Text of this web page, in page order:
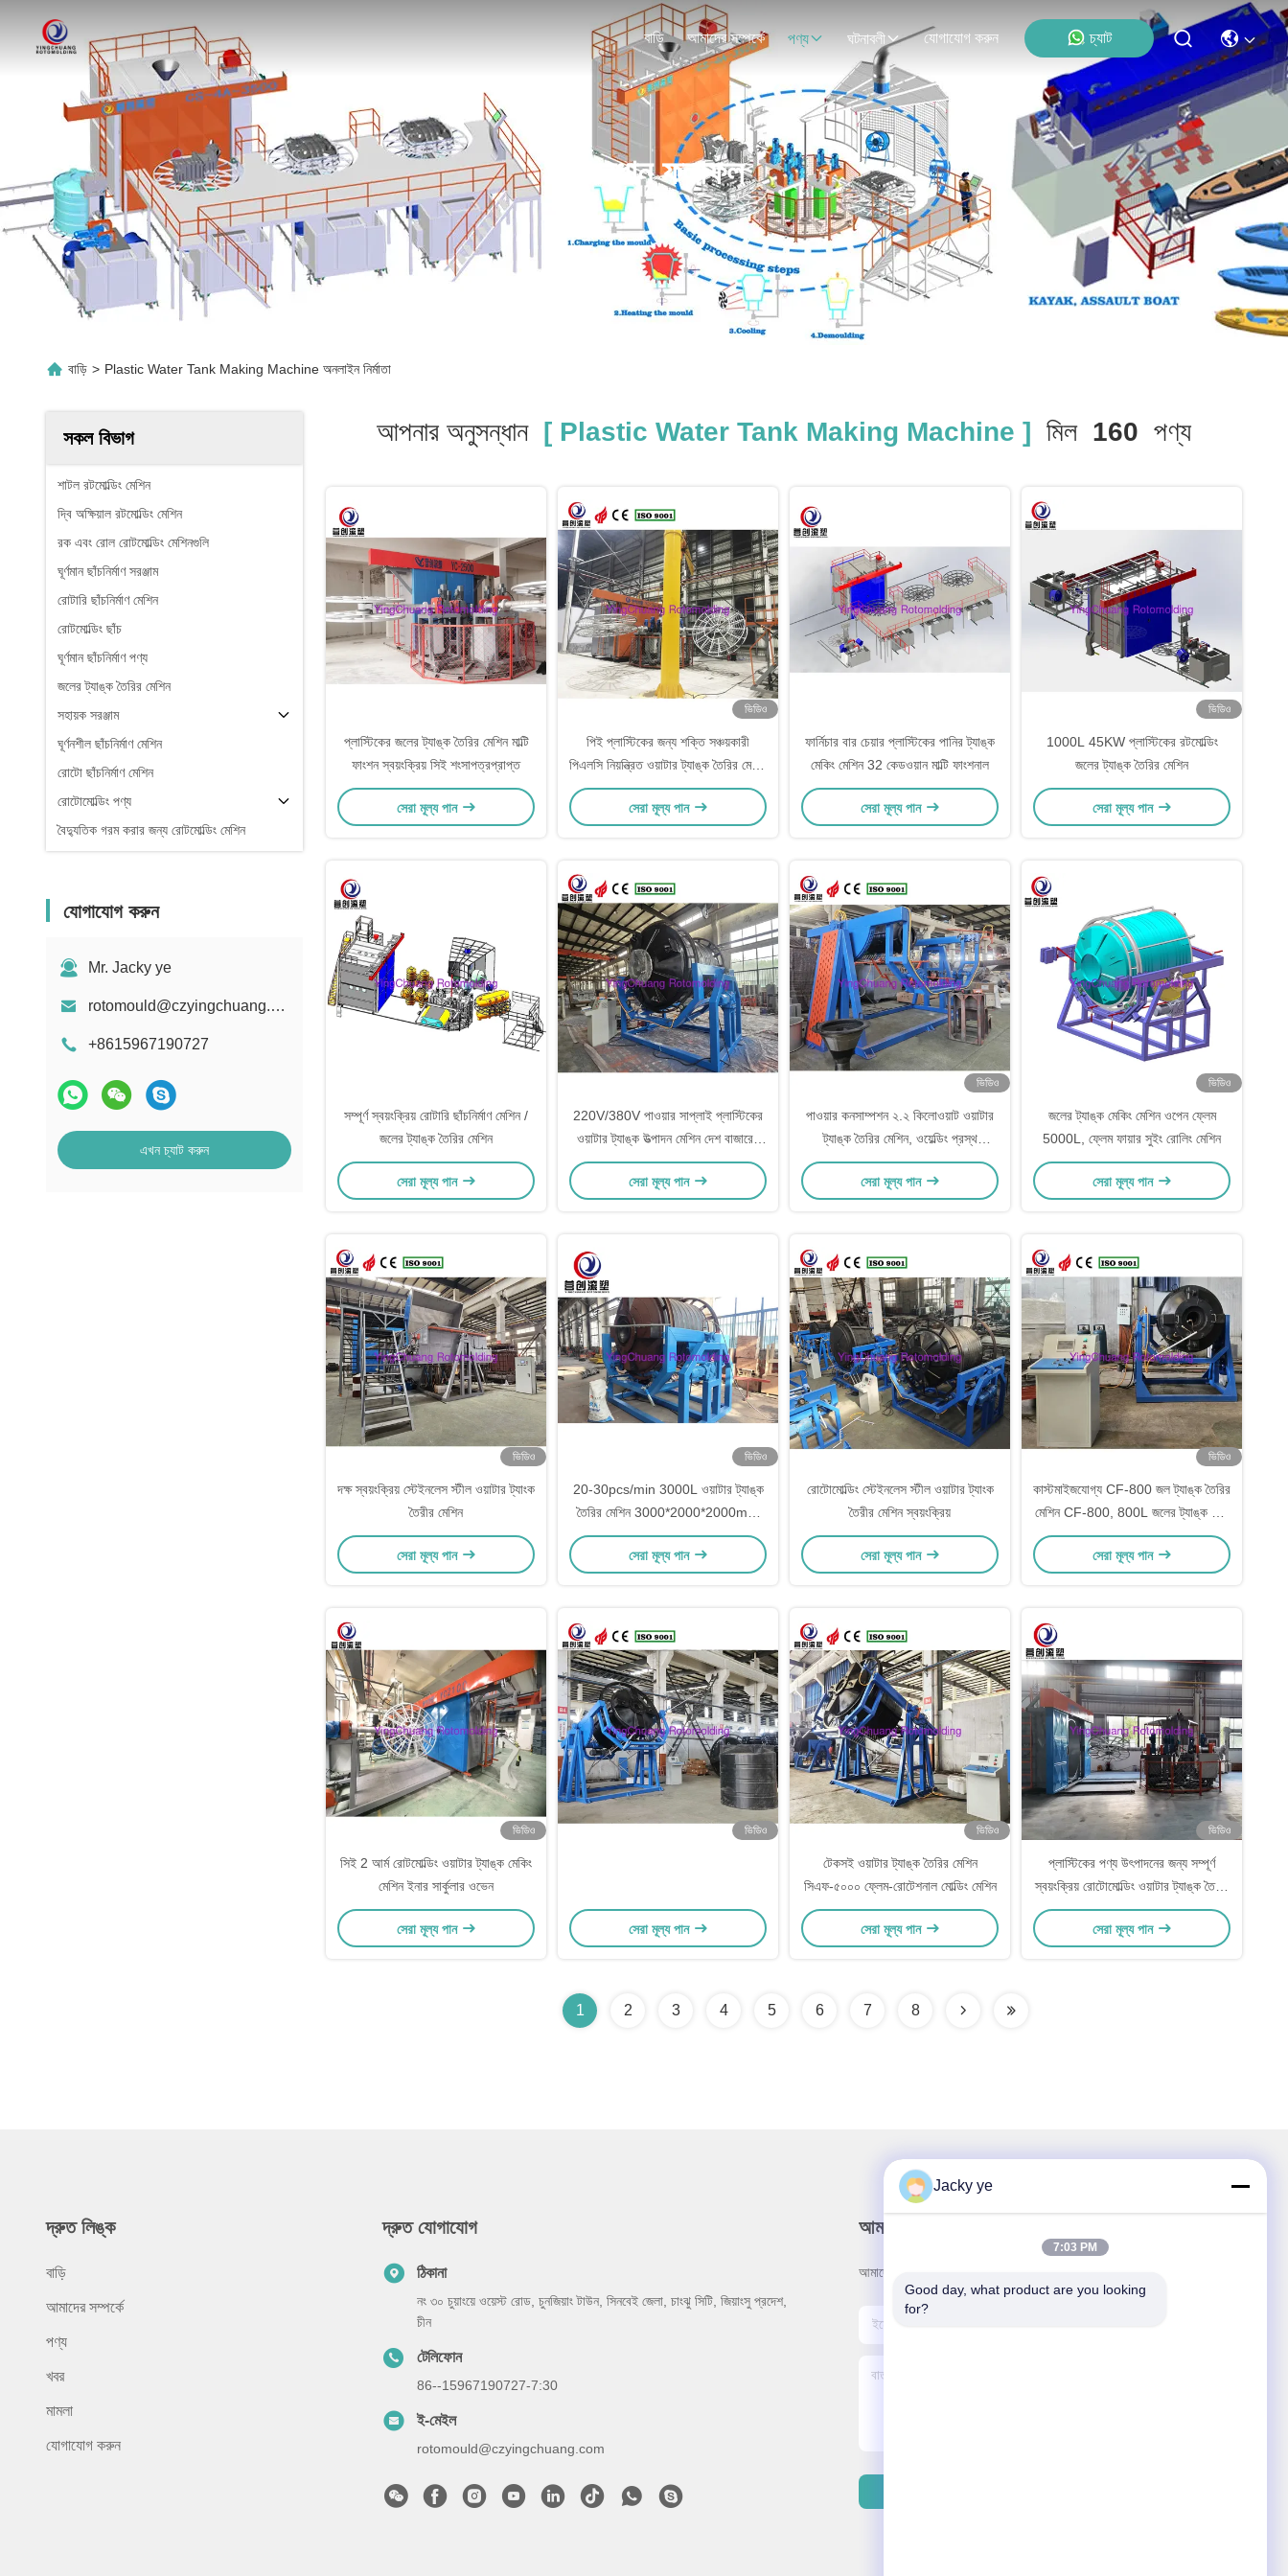
বাড়ি আমাদের সম্পর্কে পণ্য ঘটনাবলী যোগাযোগ করুন চ্যাট
অনুসন্ধান ফলাফল
বাড়ি > Plastic Water Tank Making Machine অনলাইন নির্মাতা
সকল বিভাগ
শাটল রটমোল্ডিং মেশিন
দ্বি অক্ষিয়াল রটমোল্ডিং মেশিন
রক এবং রোল রোটমোল্ডিং মেশিনগুলি
ঘূর্ণমান ছাঁচনির্মাণ সরঞ্জাম
রোটারি ছাঁচনির্মাণ মেশিন
রোটমোল্ডিং ছাঁচ
ঘূর্ণমান ছাঁচনির্মাণ পণ্য
জলের ট্যাঙ্ক তৈরির মেশিন
সহায়ক সরঞ্জাম
ঘূর্ণনশীল ছাঁচনির্মাণ মেশিন
রোটো ছাঁচনির্মাণ মেশিন
রোটোমোল্ডিং পণ্য
বৈদ্যুতিক গরম করার জন্য রোটমোল্ডিং মেশিন
যোগাযোগ করুন
Mr. Jacky ye
rotomould@czyingchuang.com
+8615967190727
এখন চ্যাট করুন
আপনার অনুসন্ধান[ Plastic Water Tank Making Machine ] মিল 160 পণ্য
প্লাস্টিকের জলের ট্যাঙ্ক তৈরির মেশিন মাল্টি
ফাংশন স্বয়ংক্রিয় সিই শংসাপত্রপ্রাপ্ত
সেরা মূল্য পান
ভিডিও
পিই প্লাস্টিকের জন্য শক্তি সঞ্চয়কারী
পিএলসি নিয়ন্ত্রিত ওয়াটার ট্যাঙ্ক তৈরির মেশিন
/ রোটারি মোল্ডিং মেশিন
সেরা মূল্য পান
ফার্নিচার বার চেয়ার প্লাস্টিকের পানির ট্যাঙ্ক
মেকিং মেশিন 32 কেডওয়ান মাল্টি ফাংশনাল
সেরা মূল্য পান
ভিডিও
1000L 45KW প্লাস্টিকের রটমোল্ডিং
জলের ট্যাঙ্ক তৈরির মেশিন
সেরা মূল্য পান
সম্পূর্ণ স্বয়ংক্রিয় রোটারি ছাঁচনির্মাণ মেশিন /
জলের ট্যাঙ্ক তৈরির মেশিন
সেরা মূল্য পান
220V/380V পাওয়ার সাপ্লাই প্লাস্টিকের
ওয়াটার ট্যাঙ্ক উত্পাদন মেশিন দেশ বাজারের
জন্য স্বয়ংক্রিয়
সেরা মূল্য পান
ভিডিও
পাওয়ার কনসাম্পশন ২.২ কিলোওয়াট ওয়াটার
ট্যাঙ্ক তৈরির মেশিন, ওয়েল্ডিং প্রস্থ
৫-২০মিমি, মেটাল ট্যাঙ্ক উৎপাদনের জন্য
পাইপ ফ্লেয়ারিং মেশিন নামেও পরিচিত
সেরা মূল্য পান
ভিডিও
জলের ট্যাঙ্ক মেকিং মেশিন ওপেন ফ্লেম
5000L, ফ্লেম ফায়ার সুইং রোলিং মেশিন
সেরা মূল্য পান
ভিডিও
দক্ষ স্বয়ংক্রিয় স্টেইনলেস স্টীল ওয়াটার ট্যাংক
তৈরীর মেশিন
সেরা মূল্য পান
ভিডিও
20-30pcs/min 3000L ওয়াটার ট্যাঙ্ক
তৈরির মেশিন 3000*2000*2000mm
ভোল্টেজ 220V/380V উৎপাদন
সেরা মূল্য পান
রোটোমোল্ডিং স্টেইনলেস স্টীল ওয়াটার ট্যাংক
তৈরীর মেশিন স্বয়ংক্রিয়
সেরা মূল্য পান
ভিডিও
কাস্টমাইজযোগ্য CF-800 জল ট্যাঙ্ক তৈরির
মেশিন CF-800, 800L জলের ট্যাঙ্ক এবং
500L জলের ট্যাঙ্কের কভারের জন্য
সেরা মূল্য পান
ভিডিও
সিই 2 আর্ম রোটমোল্ডিং ওয়াটার ট্যাঙ্ক মেকিং
মেশিন ইনার সার্কুলার ওভেন
সেরা মূল্য পান
ভিডিও
সেরা মূল্য পান
ভিডিও
টেকসই ওয়াটার ট্যাঙ্ক তৈরির মেশিন
সিএফ-৫০০০ ফ্লেম-রোটেশনাল মোল্ডিং মেশিন
সেরা মূল্য পান
ভিডিও
প্লাস্টিকের পণ্য উৎপাদনের জন্য সম্পূর্ণ
স্বয়ংক্রিয় রোটোমোল্ডিং ওয়াটার ট্যাঙ্ক তৈরির
মেশিন 30KW
সেরা মূল্য পান
1 2 3 4 5 6 7 8
দ্রুত লিঙ্ক
বাড়ি
আমাদের সম্পর্কে
পণ্য
খবর
মামলা
যোগাযোগ করুন
দ্রুত যোগাযোগ
ঠিকানা
নং ৩০ চুয়াংয়ে ওয়েস্ট রোড, চুনজিয়াং টাউন, সিনবেই জেলা, চাংঝু সিটি, জিয়াংসু প্রদেশ,
চীন
টেলিফোন
86--15967190727-7:30
ই-মেইল
rotomould@czyingchuang.com
আমাদের নিউজলেটার
আমাদের নিউজলেটারে সাবস্ক্রাইব করুন এবং আরও অনেক কিছু পেতে পারেন।
Jacky ye
7:03 PM
Good day, what product are you looking
for?